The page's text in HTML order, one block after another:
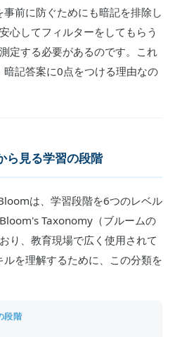
前に防ぐためにも暗記を排除し
心してフィルターをしてもらう
定する必要があるのです。これ
暗記答案に0点をつける理由なの
見る学習の段階
は、学習段階を6つのレベル
Taxonomy（ブルームの
り、教育現場で広く使用されて
ルを理解するために、この分類を
段階